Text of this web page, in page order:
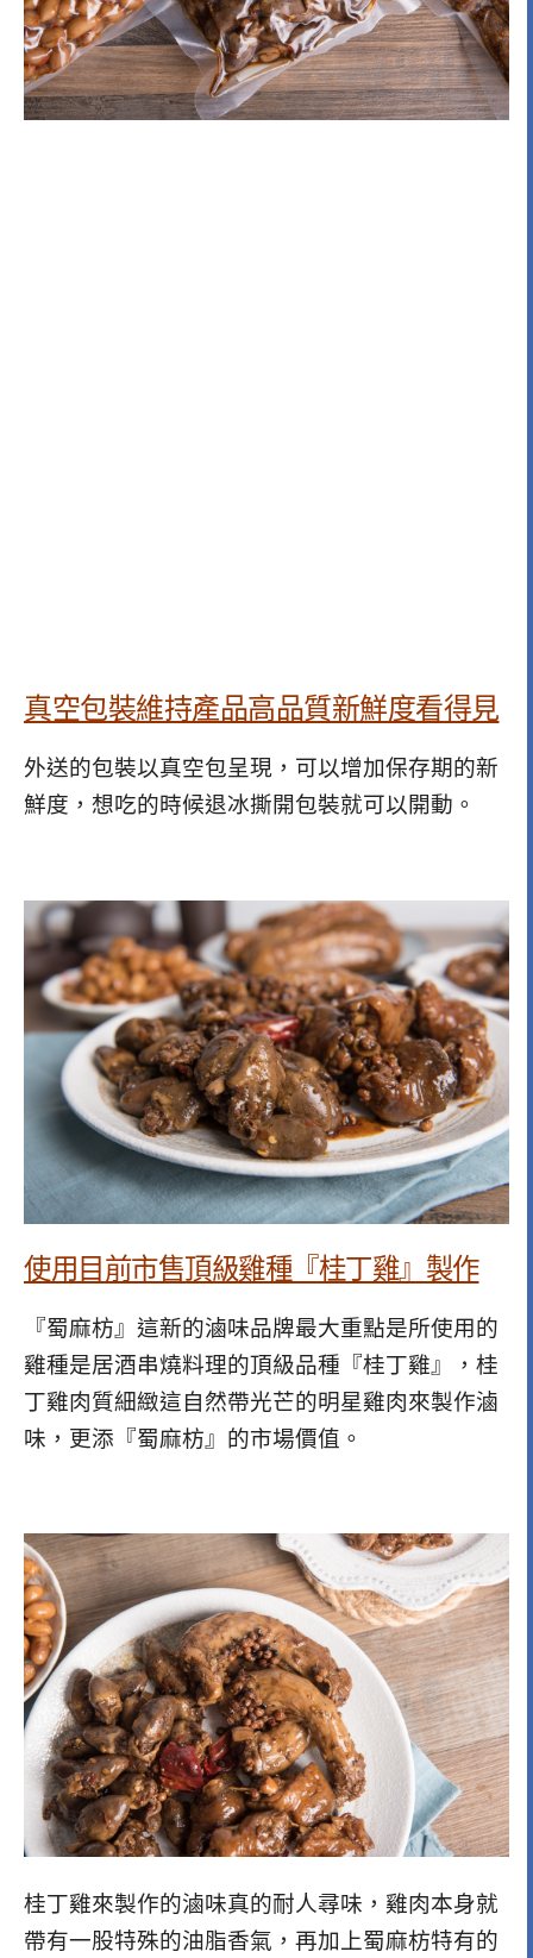
真空包裝維持產品高品質新鮮度看得見
外送的包裝以真空包呈現，可以增加保存期的新
鮮度，想吃的時候退冰撕開包裝就可以開動。
使用目前市售頂級雞種『桂丁雞』製作
『蜀麻枋』這新的滷味品牌最大重點是所使用的
雞種是居酒串燒料理的頂級品種『桂丁雞』，桂
丁雞肉質細緻這自然帶光芒的明星雞肉來製作滷
味，更添『蜀麻枋』的市場價值。
桂丁雞來製作的滷味真的耐人尋味，雞肉本身就
帶有一股特殊的油脂香氣，再加上蜀麻枋特有的